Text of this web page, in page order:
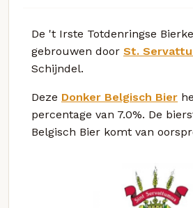
De 't Irste Totdenringse
gebrouwen door St.
Schijndel.
Deze Donker Belgisch Bier
percentage van 7.0%. De
Belgisch Bier komt van